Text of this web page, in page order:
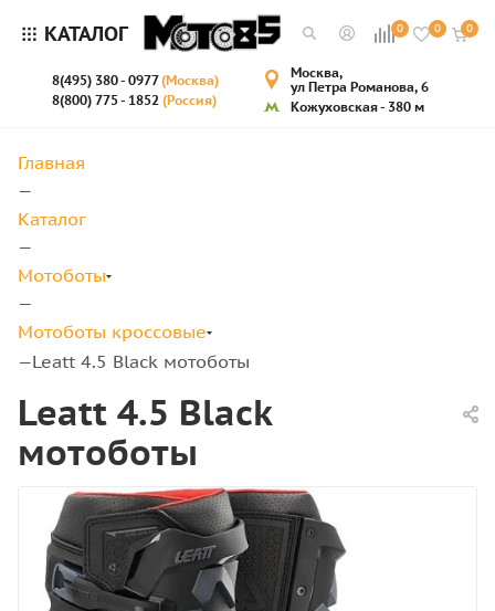
КАТАЛОГ 0 0 0
8(495) 380 - 0977(Москва)
8(800) 775 - 1852 (Россия)
Москва,
ул Петра Романова, 6
Кожуховская - 380 м
Главная
—
Каталог
—
Мотоботы
—
Мотоботы кроссовые
—Leatt 4.5 Black мотоботы
Leatt 4.5 Black
мотоботы